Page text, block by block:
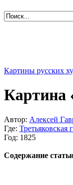
Картины русских
Картина
Автор: Алексей
Где: Третьяковская
Год: 1825
Содержание